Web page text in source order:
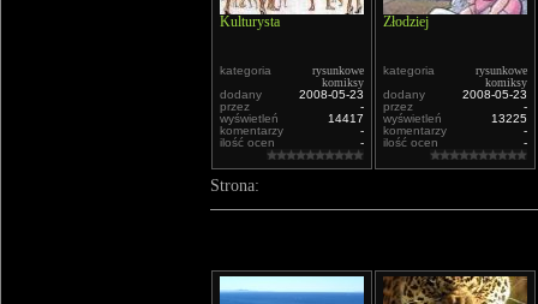
Kulturysta
kategoria
rysunkowe
komiksy
dodany
2008-05-23
przez
-
wyświetleń
14417
komentarzy
-
ilość ocen
-
Złodziej
kategoria
rysunkowe
komiksy
dodany
2008-05-23
przez
-
wyświetleń
13225
komentarzy
-
ilość ocen
-
Strona: